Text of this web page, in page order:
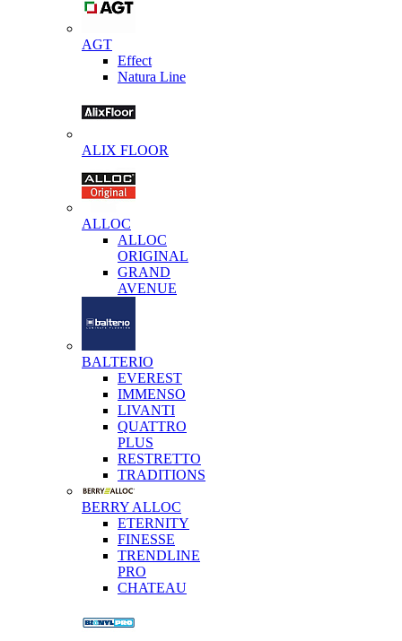
AGT
Effect
Natura Line
ALIX FLOOR
ALLOC
ALLOC
ORIGINAL
GRAND
AVENUE
BALTERIO
EVEREST
IMMENSO
LIVANTI
QUATTRO
PLUS
RESTRETTO
TRADITIONS
BERRY ALLOC
ETERNITY
FINESSE
TRENDLINE
PRO
CHATEAU